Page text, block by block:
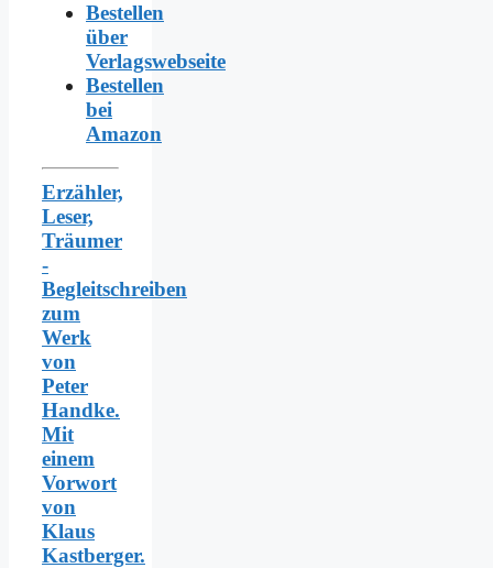
Bestellen
über
Verlagswebseite
Bestellen
bei
Amazon
Erzähler,
Leser,
Träumer
-
Begleitschreiben
zum
Werk
von
Peter
Handke.
Mit
einem
Vorwort
von
Klaus
Kastberger.